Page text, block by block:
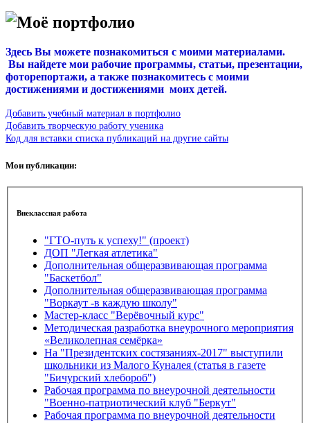
Моё портфолио
Здесь Вы можете познакомиться с моими материалами.
Вы найдете мои рабочие программы, статьи, презентации,
фоторепортажи, а также познакомитесь с моими
достижениями и достижениями моих детей.
Добавить учебный материал в портфолио
Добавить творческую работу ученика
Код для вставки списка публикаций на другие сайты
Мои публикации:
Внеклассная работа
"ГТО-путь к успеху!" (проект)
ДОП "Легкая атлетика"
Дополнительная общеразвивающая программа
"Баскетбол"
Дополнительная общеразвивающая программа
"Воркаут -в каждую школу"
Мастер-класс "Верёвочный курс"
Методическая разработка внеурочного мероприятия
«Великолепная семёрка»
На "Президентских состязаниях-2017" выступили
школьники из Малого Куналея (статья в газете
"Бичурский хлебороб")
Рабочая программа по внеурочной деятельности
"Военно-патриотический клуб "Беркут"
Рабочая программа по внеурочной деятельности